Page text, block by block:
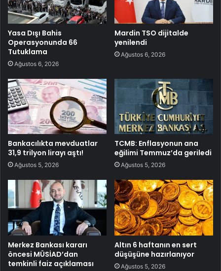
Yasa Dışı Bahis
Operasyonunda 66
Tutuklama
Ağustos 6, 2026
Mardin TSO dijitalde
yenilendi
Ağustos 6, 2026
Bankacılıkta mevduatlar
31,9 trilyon lirayı aştı!
Ağustos 5, 2026
TCMB: Enflasyonun ana
eğilimi Temmuz’da geriledi
Ağustos 5, 2026
Merkez Bankası kararı
öncesi MÜSİAD’dan
temkinli faiz açıklaması
Altın 6 haftanın en sert
düşüşüne hazırlanıyor
Ağustos 5, 2026